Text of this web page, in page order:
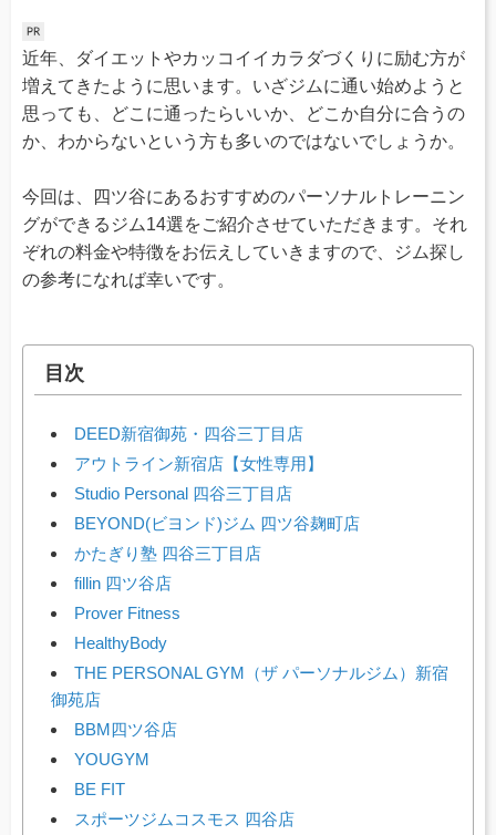
近年、ダイエットやカッコイイカラダづくりに励む方が
増えてきたように思います。いざジムに通い始めようと
思っても、どこに通ったらいいか、どこか自分に合うの
か、わからないという方も多いのではないでしょうか。
今回は、四ツ谷にあるおすすめのパーソナルトレーニン
グができるジム14選をご紹介させていただきます。それ
ぞれの料金や特徴をお伝えしていきますので、ジム探し
の参考になれば幸いです。
目次
DEED新宿御苑・四谷三丁目店
アウトライン新宿店【女性専用】
Studio Personal 四谷三丁目店
BEYOND(ビヨンド)ジム 四ツ谷麹町店
かたぎり塾 四谷三丁目店
fillin 四ツ谷店
Prover Fitness
HealthyBody
THE PERSONAL GYM（ザ パーソナルジム）新宿
御苑店
BBM四ツ谷店
YOUGYM
BE FIT
スポーツジムコスモス 四谷店